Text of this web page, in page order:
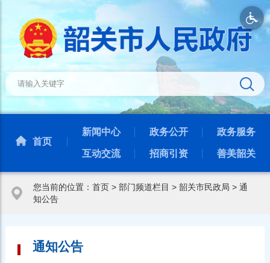
首页
新闻中心 政务公开 政务服务
互动交流 招商引资 善美韶关
您当前的位置： 首页> 部门频道栏目 > 韶关市民政局 > 通
知公告
通知公告